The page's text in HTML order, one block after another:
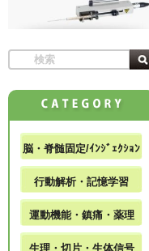
脳・脊髄固定/ｲﾝｼﾞｪｸｼｮﾝ
行動解析・記憶学習
運動機能・鎮痛・薬理
生理・切片・生体信号